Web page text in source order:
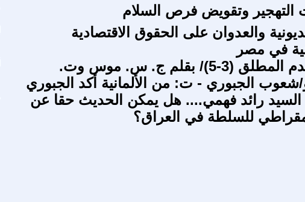
وتقويض فرص السلام
والعدوان على الحقوق الاقتصادية
في مصر
جدلية العدم المطلق (3-5)/ بقلم ج. س. موس وت.
شعوب الجبوري - ت: من الألمانية أكد الجبوري
السيد رائد فهمي.... هل يمكن الحديث حقا عن
للسلطة في العراق؟